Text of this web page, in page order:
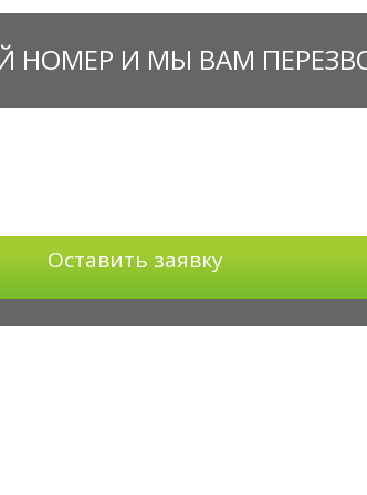
НОМЕР И МЫ ВАМ
Оставить заявку